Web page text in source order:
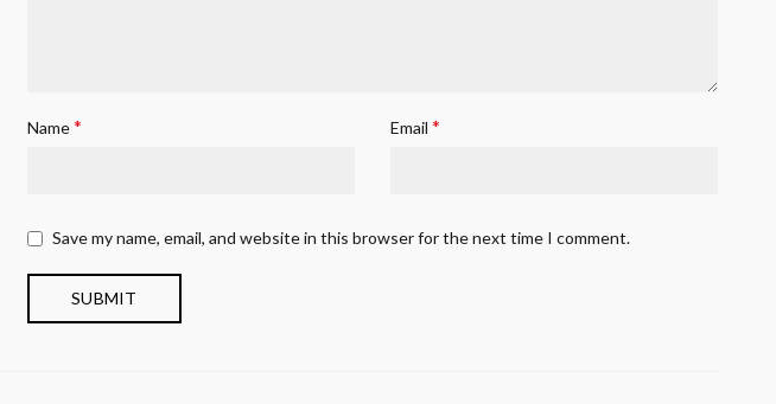
Name* Email*
Save my name, email, and website in this browser for the next time I comment.